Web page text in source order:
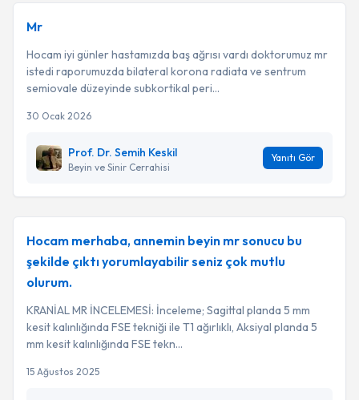
Mr
Hocam iyi günler hastamızda baş ağrısı vardı doktorumuz mr
istedi raporumuzda bilateral korona radiata ve sentrum
semiovale düzeyinde subkortikal peri...
30 Ocak 2026
Prof. Dr. Semih Keskil
Beyin ve Sinir Cerrahisi
Yanıtı Gör
Hocam merhaba, annemin beyin mr sonucu bu
şekilde çıktı yorumlayabilir seniz çok mutlu
olurum.
KRANİAL MR İNCELEMESİ: İnceleme; Sagittal planda 5 mm
kesit kalınlığında FSE tekniği ile T1 ağırlıklı, Aksiyal planda 5
mm kesit kalınlığında FSE tekn...
15 Ağustos 2025